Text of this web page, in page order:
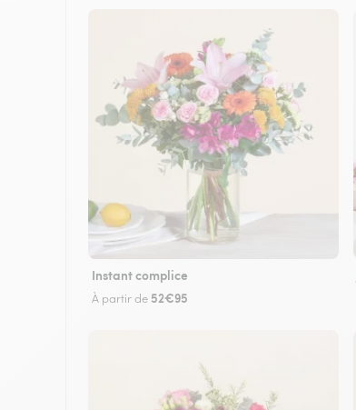
Instant complice
À partir de 52€95